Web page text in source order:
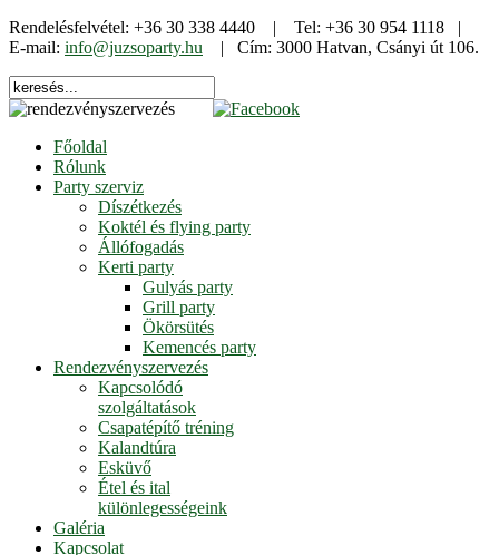
Rendelésfelvétel: +36 30 338 4440 | Tel: +36 30 954 1118 |
E-mail: info@juzsoparty.hu | Cím: 3000 Hatvan, Csányi út 106.
Főoldal
Rólunk
Party szerviz
Díszétkezés
Koktél és flying party
Állófogadás
Kerti party
Gulyás party
Grill party
Ökörsütés
Kemencés party
Rendezvényszervezés
Kapcsolódó
szolgáltatások
Csapatépítő tréning
Kalandtúra
Esküvő
Étel és ital
különlegességeink
Galéria
Kapcsolat